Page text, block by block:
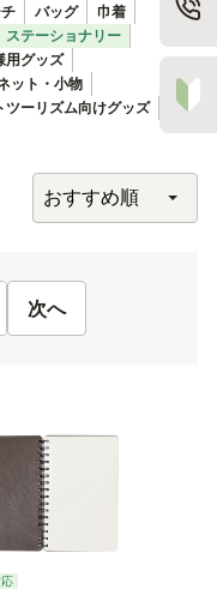
バッグ
巾着
ステーショナリー
用グッズ
ット・小物
ツーリズム向けグッズ
次へ